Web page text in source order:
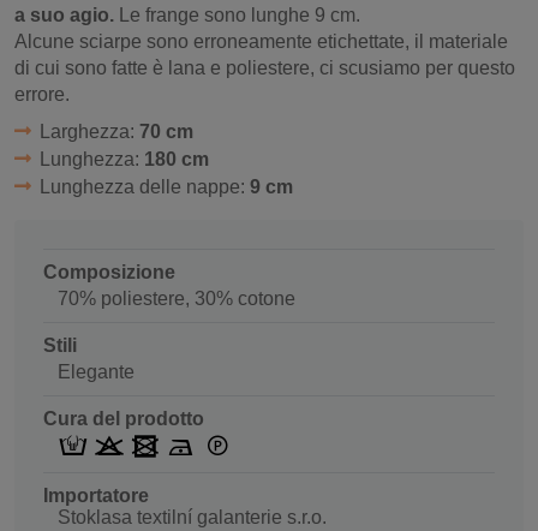
a suo agio. Le frange sono lunghe 9 cm.
Alcune sciarpe sono erroneamente etichettate, il materiale
di cui sono fatte è lana e poliestere, ci scusiamo per questo
errore.
Larghezza: 70 cm
Lunghezza: 180 cm
Lunghezza delle nappe: 9 cm
Composizione
70% poliestere, 30% cotone
Stili
Elegante
Cura del prodotto
Importatore
Stoklasa textilní galanterie s.r.o.